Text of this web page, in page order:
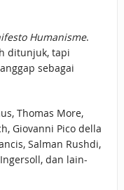
Humanisme.
ditunjuk, tapi
sebagai
Thomas More,
Giovanni Pico della
Salman Rushdi,
dan lain-